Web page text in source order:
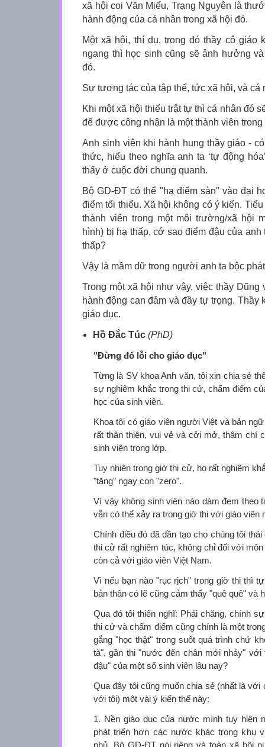
xã hội coi Văn Miếu, Trạng Nguyên là
hành động của cá nhân trong xã hội đó.
Một xã hội, thí dụ, trong đó thầy cô giáo
ngang thì học sinh cũng sẽ ảnh hưởng
đó.
Sự tương tác của tập thể, tức xã hội, và
Khi một xã hội thiếu trật tự thì cá nhân đó
để được công nhận là một thành viên trong
Anh sinh viên khi hành hung thầy giáo -
thức, hiểu theo nghĩa anh ta ‘tự động
thấy ở cuộc đời chung quanh.
Bộ GD-ĐT có thể "hạ điểm sàn" vào đại
điểm tối thiểu. Xã hội không có ý kiến.
thành viên trong một môi trường/xã hội
hình) bị hạ thấp, cớ sao điểm đậu của
thấp?
Vậy là mầm dữ trong người anh ta bộc phát.
Trong một xã hội như vậy, việc thầy
hành động can đảm và đầy tự trọng. Thầy
giáo dục.
Hồ Đắc Túc (PhD)
"Đừng đổ lỗi cho giáo dục"
Từng là SV khoa Anh văn, tôi xin chia sẻ
sự nghiêm khắc trong thi cử, chấm điểm
học của sinh viên.
Khoa tôi có giáo viên người Việt và bản
rất thân thiện, vui vẻ và cởi mở, thậm chí
sinh viên trong lớp.
Tuy nhiên trong giờ thi cử, họ rất nghiêm
"tặng" ngay con "zero".
Vì vậy không sinh viên nào dám đem theo
vẫn có thể xảy ra trong giờ thi với giáo viên
Chính điều đó đã dần tạo cho chúng tôi
thi cử rất nghiêm túc, không chỉ đối với
còn cả với giáo viên Việt Nam.
Vì nếu bạn nào "rục rịch" trong giờ thi thì
bản thân có lẽ cũng cảm thấy "quê quê" và
Qua đó tôi thiển nghĩ: Phải chăng, chính
thi cử và chấm điểm cũng chính là một
gắng "học thật" trong suốt quá trình chứ
tà", gần thi "nước đến chân mới nhảy"
đậu" của một số sinh viên lâu nay?
Qua đây tôi cũng muốn chia sẻ (nhất là
với tôi) một vài ý kiến thế này:
1. Nền giáo dục của nước mình tuy hiện
phát triển hơn các nước khác trong khu
phủ, Bộ GD-ĐT nói riêng và toàn xã hội